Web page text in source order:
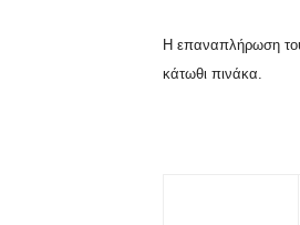
Η επαναπλήρωση
κάτωθι πινάκα.